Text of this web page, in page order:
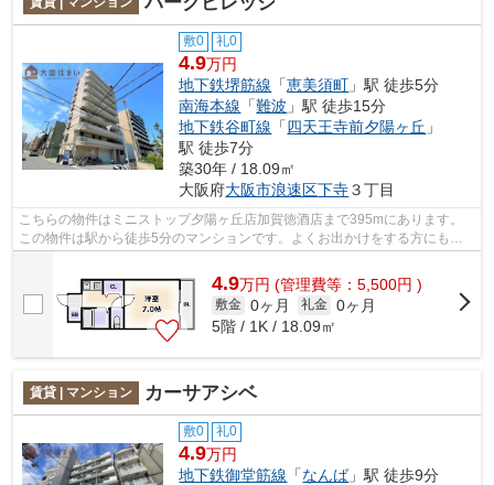
敷0 礼0
4.9万円
地下鉄堺筋線 「恵美須町 」駅 徒歩5分
南海本線 「難波 」駅 徒歩15分
地下鉄谷町線 「四天王寺前夕陽ヶ丘 」
駅 徒歩7分
築30年 / 18.09㎡
大阪府大阪市浪速区下寺３丁目
こちらの物件はミニストップ夕陽ヶ丘店加賀徳酒店まで395mにあります。
この物件は駅から徒歩5分のマンションです。よくお出かけをする方にも便
4.9万円 (管理費等：5,500円 )
敷金 0ヶ月 礼金 0ヶ月
5階 / 1K / 18.09㎡
賃貸 | マンション カーサアシベ
敷0 礼0
4.9万円
地下鉄御堂筋線 「なんば」駅 徒歩9分